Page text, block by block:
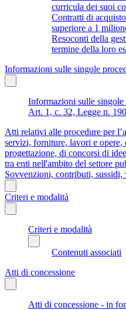
curricula dei suoi
Contratti di
superiore a 1
Resoconti della
termine della loro
Informazioni sulle singole
Informazioni sulle
Art. 1, c. 32, Legge n.
Atti relativi alle procedure per
servizi, forniture, lavori e
progettazione, di concorsi di
tra enti nell'ambito del settore
Sovvenzioni, contributi, sussidi,
Criteri e modalità
Criteri e modalità
Contenuti associati
Atti di concessione
Atti di concessione - in